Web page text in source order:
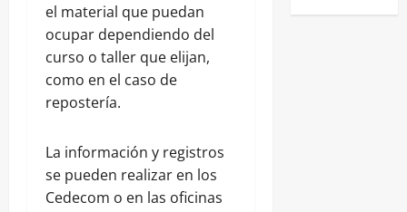
el material que puedan
ocupar dependiendo del
curso o taller que elijan,
como en el caso de
repostería.
La información y registros
se pueden realizar en los
Cedecom o en las oficinas